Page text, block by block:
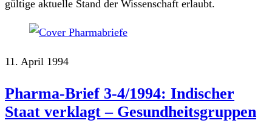
gültige aktuelle Stand der Wissenschaft erlaubt.
11. April 1994
Pharma-Brief 3-4/1994: Indischer
Staat verklagt – Gesundheitsgruppen